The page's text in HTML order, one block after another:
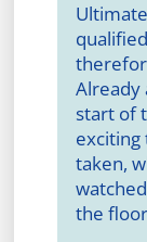
Already
start of
exciting
taken,
the